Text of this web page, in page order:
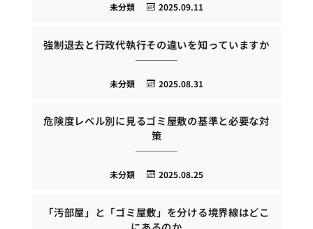
2025.09.11
未分類
強制退去と行政代執行その違いを知っていますか
2025.08.31
未分類
危険度レベル別に見るゴミ屋敷の基準と必要な対
策
2025.08.25
未分類
「汚部屋」と「ゴミ屋敷」を分ける境界線はどこ